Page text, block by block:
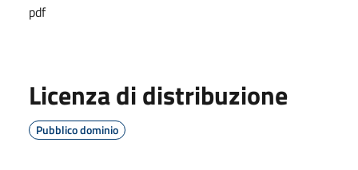
pdf
Licenza di distribuzione
Pubblico dominio